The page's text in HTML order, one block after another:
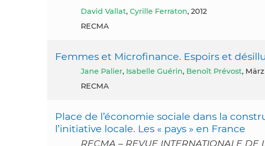
David Vallat, Cyrille Ferraton, 2012
RECMA
Femmes et Microfinance. Espoirs et
Jane Palier, Isabelle Guérin, Benoît Prévost,
RECMA
Place de l’économie sociale dans la
l’initiative locale. Les « pays » en France
RECMA – REVUE INTERNATIONALE DE